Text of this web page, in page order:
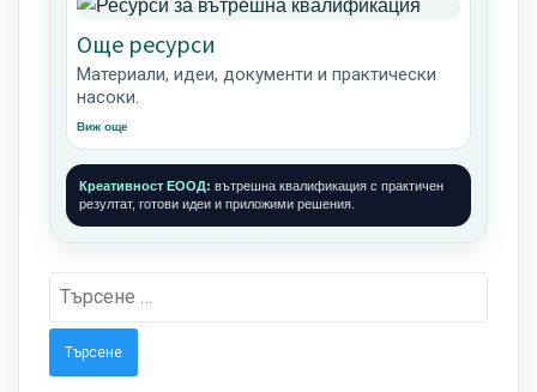
Още ресурси
Материали, идеи, документи и практически
насоки.
Виж още
Креативност ЕООД: вътрешна квалификация с практичен
резултат, готови идеи и приложими решения.
Търсене